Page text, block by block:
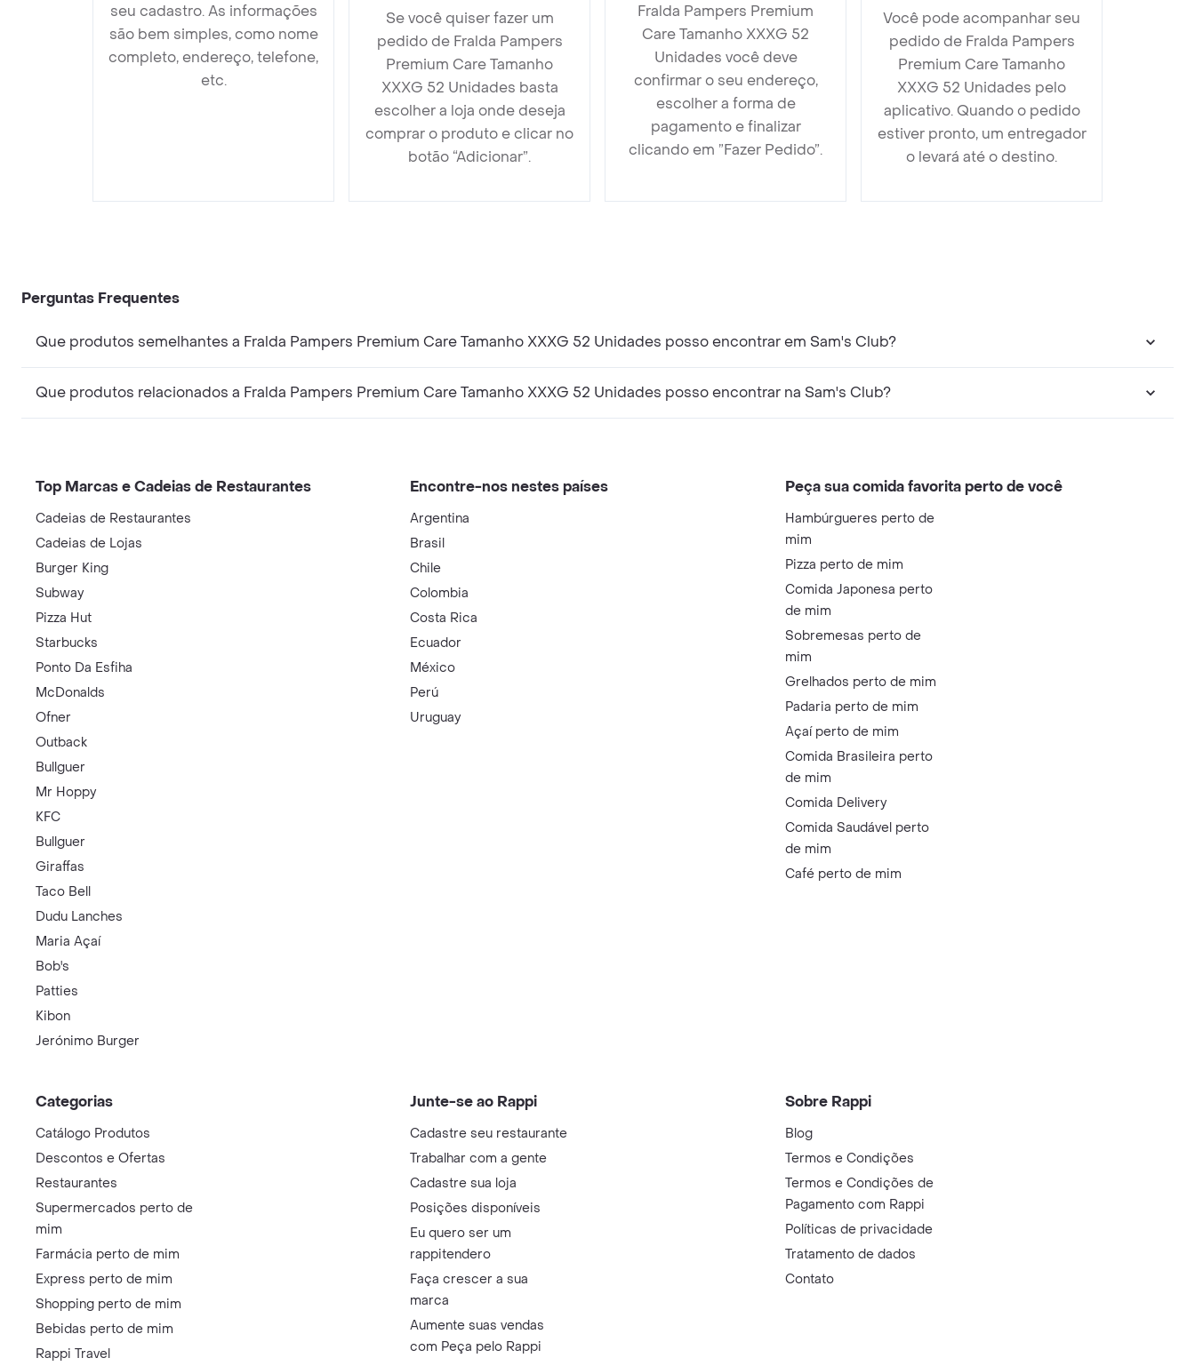
seu cadastro. As informações
são bem simples, como nome
completo, endereço, telefone,
etc.
Se você quiser fazer um
pedido de Fralda Pampers
Premium Care Tamanho
XXXG 52 Unidades basta
escolher a loja onde deseja
comprar o produto e clicar no
botão “Adicionar”.
Fralda Pampers Premium
Care Tamanho XXXG 52
Unidades você deve
confirmar o seu endereço,
escolher a forma de
pagamento e finalizar
clicando em ”Fazer Pedido”.
Você pode acompanhar seu
pedido de Fralda Pampers
Premium Care Tamanho
XXXG 52 Unidades pelo
aplicativo. Quando o pedido
estiver pronto, um entregador
o levará até o destino.
Perguntas Frequentes
Que produtos semelhantes a Fralda Pampers Premium Care Tamanho XXXG 52 Unidades posso encontrar em Sam's Club?
Que produtos relacionados a Fralda Pampers Premium Care Tamanho XXXG 52 Unidades posso encontrar na Sam's Club?
Top Marcas e Cadeias de Restaurantes
Cadeias de Restaurantes
Cadeias de Lojas
Burger King
Subway
Pizza Hut
Starbucks
Ponto Da Esfiha
McDonalds
Ofner
Outback
Bullguer
Mr Hoppy
KFC
Bullguer
Giraffas
Taco Bell
Dudu Lanches
Maria Açaí
Bob's
Patties
Kibon
Jerónimo Burger
Encontre-nos nestes países
Argentina
Brasil
Chile
Colombia
Costa Rica
Ecuador
México
Perú
Uruguay
Peça sua comida favorita perto de você
Hambúrgueres perto de
mim
Pizza perto de mim
Comida Japonesa perto
de mim
Sobremesas perto de
mim
Grelhados perto de mim
Padaria perto de mim
Açaí perto de mim
Comida Brasileira perto
de mim
Comida Delivery
Comida Saudável perto
de mim
Café perto de mim
Categorias
Catálogo Produtos
Descontos e Ofertas
Restaurantes
Supermercados perto de
mim
Farmácia perto de mim
Express perto de mim
Shopping perto de mim
Bebidas perto de mim
Rappi Travel
Junte-se ao Rappi
Cadastre seu restaurante
Trabalhar com a gente
Cadastre sua loja
Posições disponíveis
Eu quero ser um
rappitendero
Faça crescer a sua
marca
Aumente suas vendas
com Peça pelo Rappi
Sobre Rappi
Blog
Termos e Condições
Termos e Condições de
Pagamento com Rappi
Políticas de privacidade
Tratamento de dados
Contato